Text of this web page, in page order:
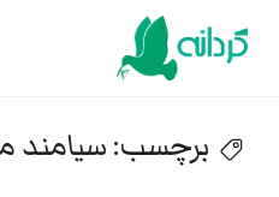
Skip
برچسب:سیامند